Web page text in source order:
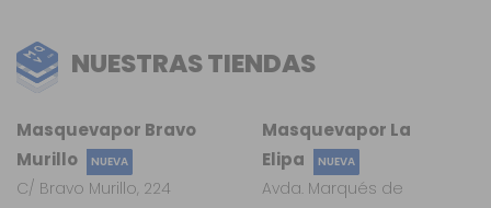
NUESTRAS TIENDAS
Masquevapor La
Elipa
NUEVA
Avda. Marqués de
Masquevapor Bravo
Murillo
NUEVA
C/ Bravo Murillo, 224